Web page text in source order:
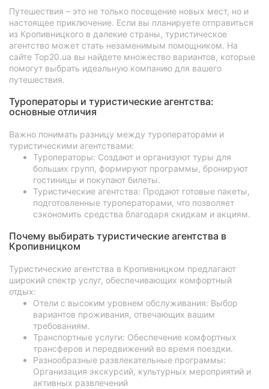
Путешествия – это не только посещение новых мест, но и
настоящее приключение. Если вы планируете отправиться
из Кропивницкого в далекие страны, туристическое
агентство может стать незаменимым помощником. На
сайте Top20.ua вы найдете множество вариантов, которые
помогут выбрать идеальную компанию для вашего
путешествия.
Туроператоры и туристические агентства:
основные отличия
Важно понимать разницу между туроператорами и
туристическими агентствами:
Туроператоры: Создают и организуют туры для
больших групп, формируют программы, бронируют
гостиницы и покупают билеты.
Туристические агентства: Продают готовые пакеты,
подготовленные туроператорами, что позволяет
сэкономить средства благодаря скидкам и акциям.
Почему выбирать туристические агентства в
Кропивницком
Туристические агентства в Кропивницком предлагают
широкий спектр услуг, обеспечивающих комфортный
отдых:
Отели с высоким уровнем обслуживания: Выбор
вариантов проживания, отвечающих вашим
требованиям.
Транспортные услуги: Обеспечение комфортных
трансферов и передвижений во время поездки.
Разнообразные развлекательные программы:
Организация экскурсий, культурных мероприятий и
активных развлечений